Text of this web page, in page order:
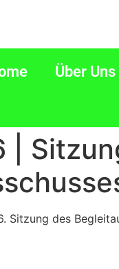
Über Uns
|
Sitzung des